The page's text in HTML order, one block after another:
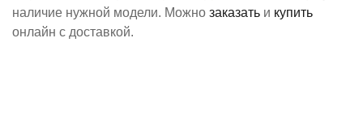
наличие нужной модели. Можно заказать и купить
онлайн с доставкой.